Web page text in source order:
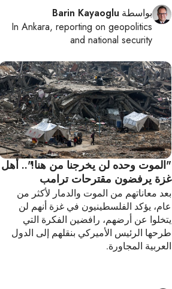
بواسطة Barin Kayaoglu
In Ankara, reporting on geopolitics
and national security
"الموت وحده لن يخرجنا من هنا!".. أهل
غزة يرفضون مقترحات ترامب
بعد معاناتهم من الموت والدمار لأكثر من
عام، يؤكد الفلسطينيون في غزة أنهم لن
يتخلوا عن أرضهم، رافضين الفكرة التي
طرحها الرئيس الأميركي بنقلهم إلى الدول
العربية المجاورة.